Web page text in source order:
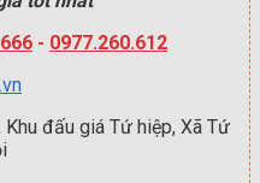
- 0977.260.612
đấu giá Tứ hiệp, Xã Tứ